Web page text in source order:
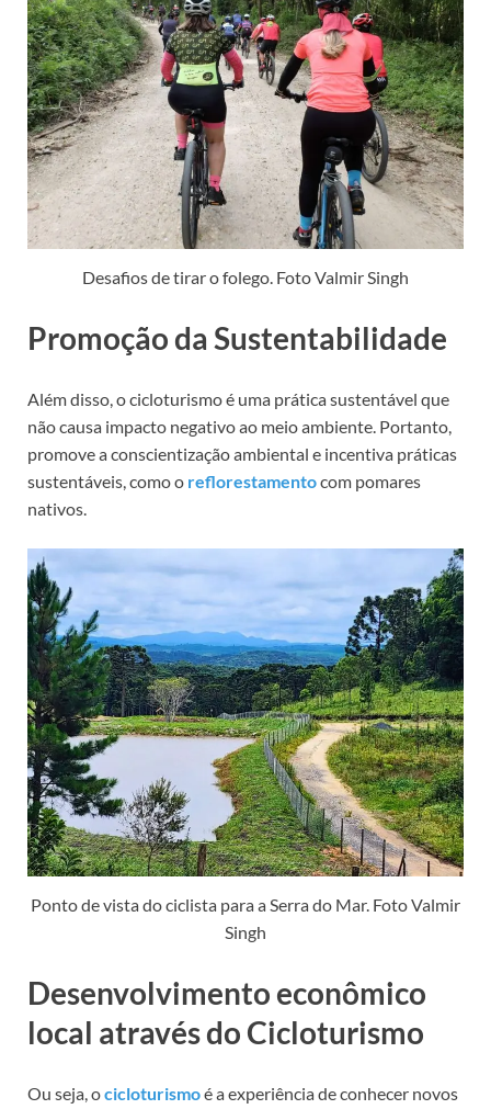
Desafios de tirar o folego. Foto Valmir Singh
Promoção da Sustentabilidade
Além disso, o cicloturismo é uma prática sustentável que
não causa impacto negativo ao meio ambiente. Portanto,
promove a conscientização ambiental e incentiva práticas
sustentáveis, como o reflorestamentocom pomares
nativos.
Ponto de vista do ciclista para a Serra do Mar. Foto Valmir
Singh
Desenvolvimento econômico
local através do Cicloturismo
Ou seja, ocicloturismoé a experiência de conhecer novos